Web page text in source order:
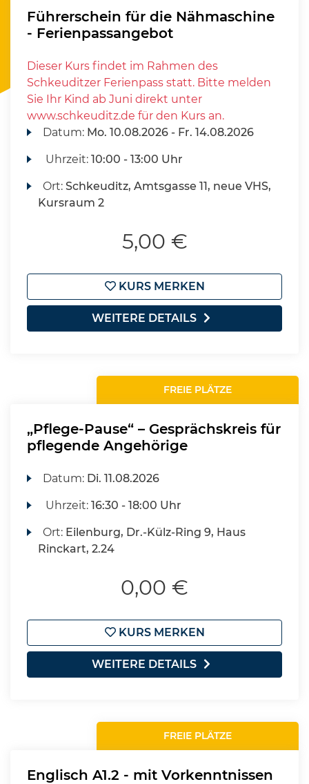
Führerschein für die Nähmaschine
- Ferienpassangebot
Dieser Kurs findet im Rahmen des
Schkeuditzer Ferienpass statt. Bitte melden
Sie Ihr Kind ab Juni direkt unter
www.schkeuditz.de für den Kurs an.
Datum: Mo. 10.08.2026 - Fr. 14.08.2026
Uhrzeit:10:00 - 13:00 Uhr
Ort:Schkeuditz, Amtsgasse 11, neue VHS,
Kursraum 2
5,00 €
KURS MERKEN
WEITERE DETAILS
FREIE PLÄTZE
„Pflege-Pause“ – Gesprächskreis für
pflegende Angehörige
Datum: Di. 11.08.2026
Uhrzeit:16:30 - 18:00 Uhr
Ort: Eilenburg, Dr.-Külz-Ring 9, Haus
Rinckart, 2.24
0,00 €
KURS MERKEN
WEITERE DETAILS
FREIE PLÄTZE
Englisch A1.2 - mit Vorkenntnissen